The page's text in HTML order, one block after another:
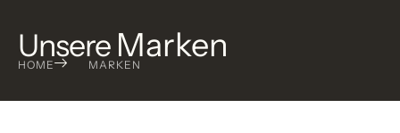
Unsere Marken
HOME MARKEN